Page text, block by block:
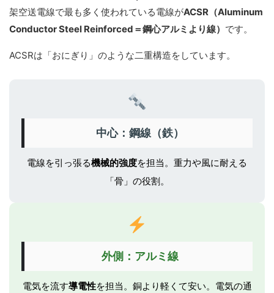
架空送電線で最も多く使われている電線がACSR（Aluminum
Conductor Steel Reinforced＝鋼心アルミより線） です。
ACSRは「おにぎり」のような二重構造をしています。
中心：鋼線（鉄）
電線を引っ張る機械的強度を担当。重力や風に耐える
「骨」の役割。
外側：アルミ線
電気を流す導電性を担当。銅より軽くて安い。電気の通